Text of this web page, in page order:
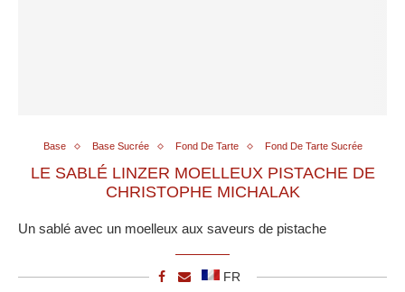
Base Base Sucrée Fond De Tarte Fond De Tarte Sucrée
LE SABLÉ LINZER MOELLEUX PISTACHE DE
CHRISTOPHE MICHALAK
Un sablé avec un moelleux aux saveurs de pistache
FR